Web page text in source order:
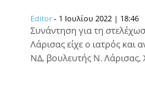
Editor - 1 Ιουλίου 2022 | 18:46
Συνάντηση για τη
Λάρισας είχε ο ιατρός και
ΝΔ, βουλευτής Ν. Λάρισας,